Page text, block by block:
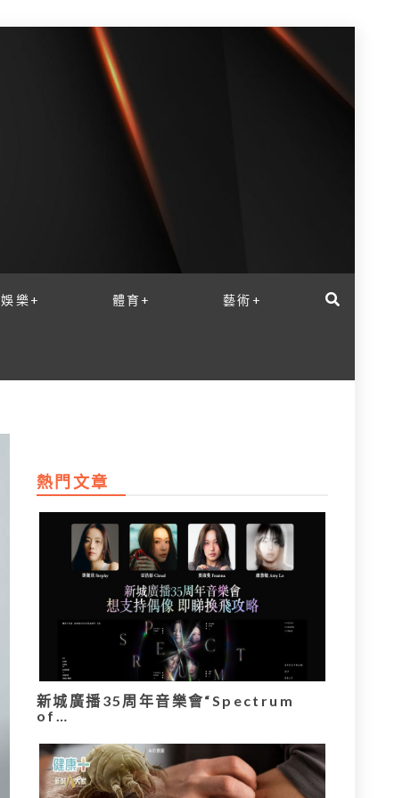
娛樂+ 體育+ 藝術+
熱門文章
新城廣播35周年音樂會“Spectrum
of…